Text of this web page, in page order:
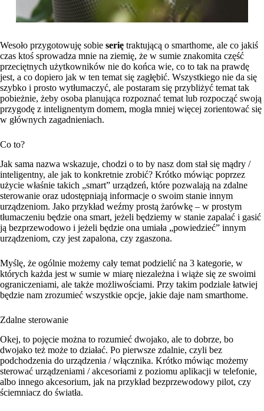
Wesoło przygotowuję sobie serię traktującą o smarthome, ale co jakiś
czas ktoś sprowadza mnie na ziemię, że w sumie znakomita część
przeciętnych użytkowników nie do końca wie, co to tak na prawdę
jest, a co dopiero jak w ten temat się zagłębić. Wszystkiego nie da się
szybko i prosto wytłumaczyć, ale postaram się przybliżyć temat tak
pobieżnie, żeby osoba planująca rozpoznać temat lub rozpocząć swoją
przygodę z intelignentym domem, mogła mniej więcej zorientować się
w głównych zagadnieniach.
Co to?
Jak sama nazwa wskazuje, chodzi o to by nasz dom stał się mądry /
inteligentny, ale jak to konkretnie zrobić? Krótko mówiąc poprzez
użycie właśnie takich „smart” urządzeń, które pozwalają na zdalne
sterowanie oraz udostępniają informacje o swoim stanie innym
urządzeniom. Jako przykład weźmy prostą żarówkę – w prostym
tłumaczeniu będzie ona smart, jeżeli będziemy w stanie zapalać i gasić
ją bezprzewodowo i jeżeli będzie ona umiała „powiedzieć” innym
urządzeniom, czy jest zapalona, czy zgaszona.
Myślę, że ogólnie możemy cały temat podzielić na 3 kategorie, w
których każda jest w sumie w miarę niezależna i wiąże się ze swoimi
ograniczeniami, ale także możliwościami. Przy takim podziale łatwiej
będzie nam zrozumieć wszystkie opcje, jakie daje nam smarthome.
Zdalne sterowanie
Okej, to pojęcie można to rozumieć dwojako, ale to dobrze, bo
dwojako też może to działać. Po pierwsze zdalnie, czyli bez
podchodzenia do urządzenia / włącznika. Krótko mówiąc możemy
sterować urządzeniami / akcesoriami z poziomu aplikacji w telefonie,
albo innego akcesorium, jak na przykład bezprzewodowy pilot, czy
ściemniacz do światła.